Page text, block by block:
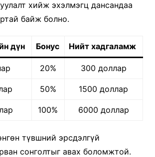
хийж эхэлмэгц дансандаа
байж болно.
дүн Бонус Нийт хадгаламж
20% 300 доллар
50% 1500 доллар
100% 6000 доллар
түвшний эрсдэлгүй
сонголтыг авах боломжтой.